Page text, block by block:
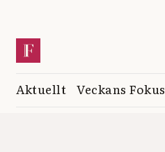
Aktuellt Veckans Fokus